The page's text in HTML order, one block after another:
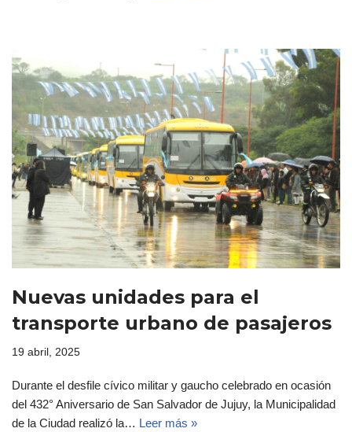
Nuevas unidades para el
transporte urbano de pasajeros
19 abril, 2025
Durante el desfile cívico militar y gaucho celebrado en ocasión
del 432° Aniversario de San Salvador de Jujuy, la Municipalidad
de la Ciudad realizó la… Leer más »